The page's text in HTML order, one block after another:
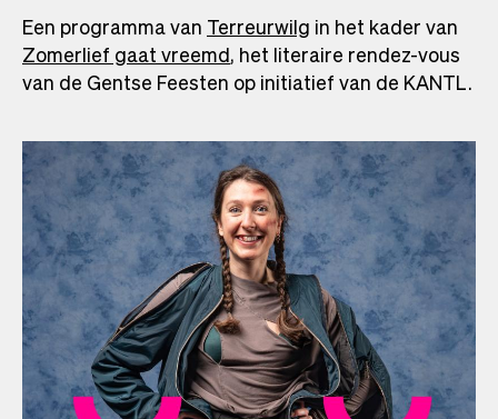
Een programma van Terreurwilg in het kader van
Zomerlief gaat vreemd, het literaire rendez-vous
van de Gentse Feesten op initiatief van de KANTL.